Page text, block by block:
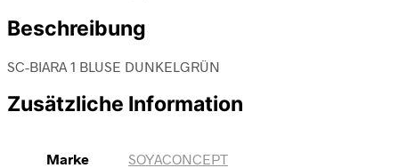
Beschreibung
SC-BIARA 1 BLUSE DUNKELGRÜN
Zusätzliche Information
Marke SOYACONCEPT